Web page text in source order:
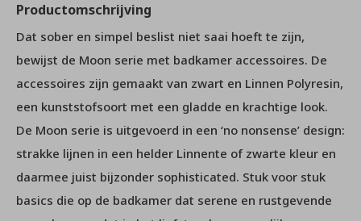
Productomschrijving
Dat sober en simpel beslist niet saai hoeft te zijn,
bewijst de Moon serie met badkamer accessoires. De
accessoires zijn gemaakt van zwart en Linnen Polyresin,
een kunststofsoort met een gladde en krachtige look.
De Moon serie is uitgevoerd in een ‘no nonsense’ design:
strakke lijnen in een helder Linnente of zwarte kleur en
daarmee juist bijzonder sophisticated. Stuk voor stuk
basics die op de badkamer dat serene en rustgevende